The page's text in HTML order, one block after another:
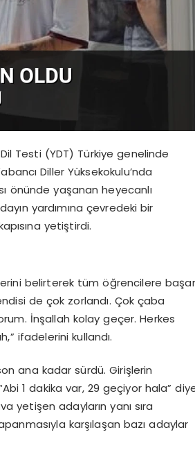
Testi (YDT) Türkiye genelinde
Diller Yüksekokulu’nda
önünde yaşanan heyecanlı
yardımına çevredeki bir
yetiştirdi.
belirterek tüm öğrencilere
de çok zorlandı. Çok çaba
İnşallah kolay geçer. Herkes
ifadelerini kullandı.
ana kadar sürdü. Girişlerin
1 dakika var, 29 geçiyor hala”
yetişen adayların yanı sıra
karşılaşan bazı adaylar